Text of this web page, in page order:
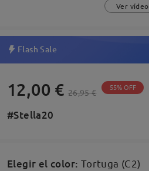
Ver vídeo
Flash Sale
12,00 € 26,95 € 55% OFF
#Stella20
Elegir el color: Tortuga (C2)